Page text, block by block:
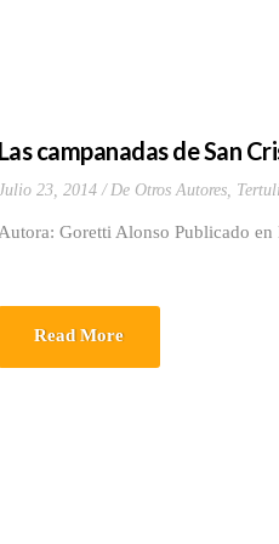
Las campanadas de San
23, 2014 De Otros Autores,
Autora: Goretti Alonso Publicado
Read More